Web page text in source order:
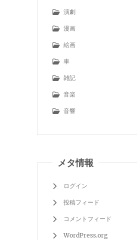
演劇
漫画
絵画
車
雑記
音楽
音響
メタ情報
ログイン
投稿フィード
コメントフィード
WordPress.org